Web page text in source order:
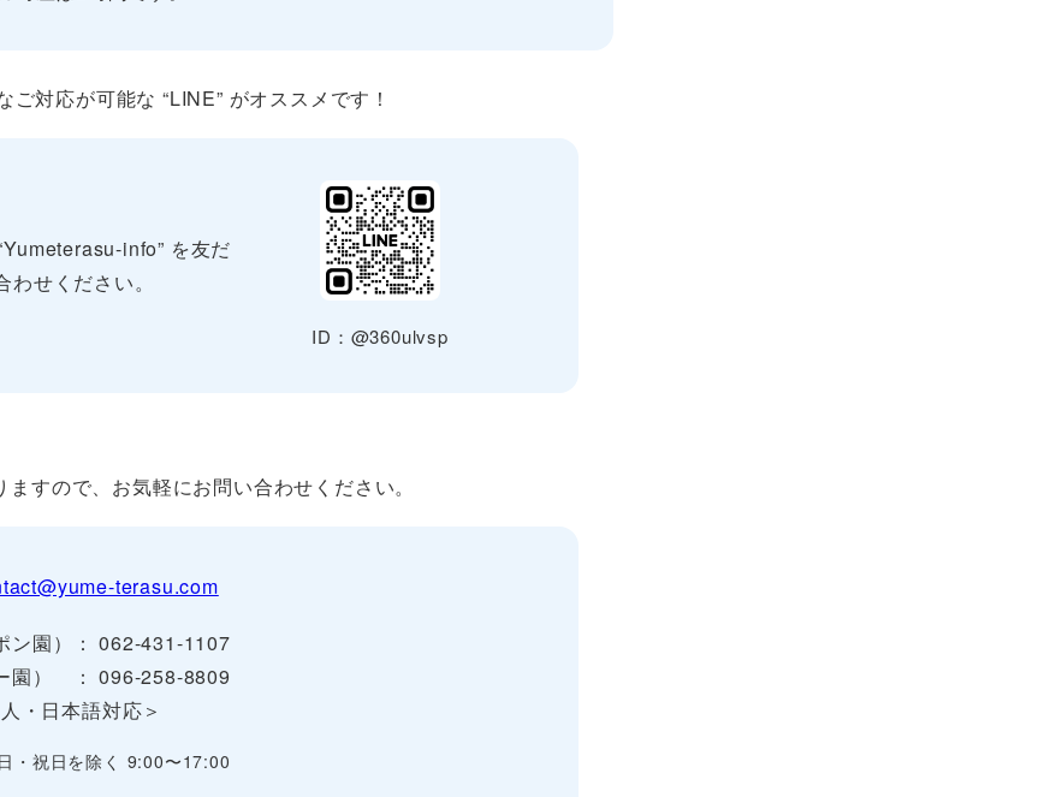
対応が可能な “LINE” がオススメです！
info” を友だ
せください。
ID：@360ulvsp
すので、お気軽にお問い合わせください。
terasu.com
ン園）： 062-431-1107
園） ： 096-258-8809
・日本語対応＞
・祝日を除く 9:00〜17:00